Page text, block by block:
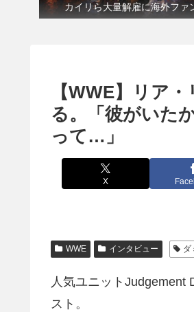
カイリら大量解雇に海外ファ
【WWE】リア
る。「彼がいた
って…」
X
WWE インタビュー ダ
人気ユニットJudgement
スト。